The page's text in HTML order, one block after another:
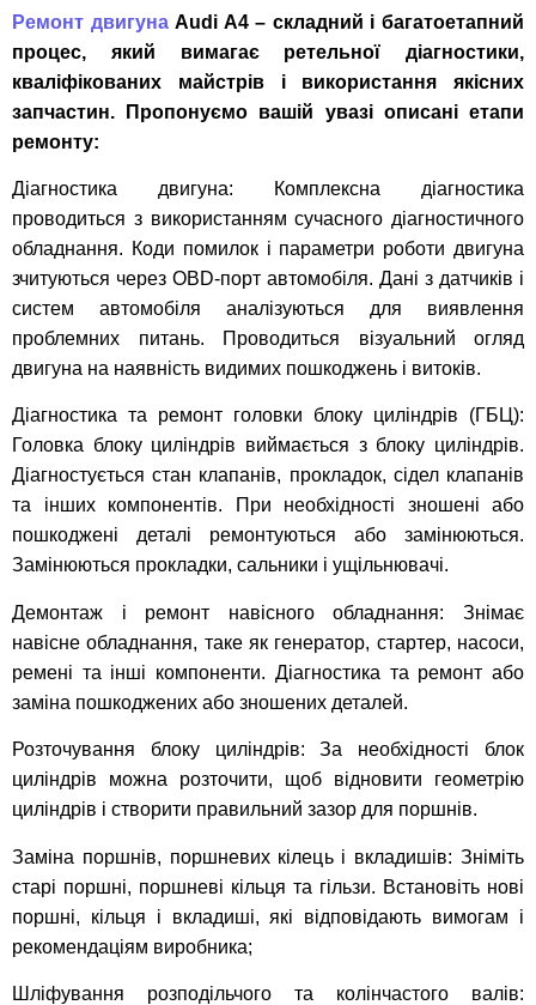
Ремонт двигунаAudi A4 – складний і багатоетапний
процес, який вимагає ретельної діагностики,
кваліфікованих майстрів і використання якісних
запчастин. Пропонуємо вашій увазі описані етапи
ремонту:
Діагностика двигуна: Комплексна діагностика
проводиться з використанням сучасного діагностичного
обладнання. Коди помилок і параметри роботи двигуна
зчитуються через OBD-порт автомобіля. Дані з датчиків і
систем автомобіля аналізуються для виявлення
проблемних питань. Проводиться візуальний огляд
двигуна на наявність видимих пошкоджень і витоків.
Діагностика та ремонт головки блоку циліндрів (ГБЦ):
Головка блоку циліндрів виймається з блоку циліндрів.
Діагностується стан клапанів, прокладок, сідел клапанів
та інших компонентів. При необхідності зношені або
пошкоджені деталі ремонтуються або замінюються.
Замінюються прокладки, сальники і ущільнювачі.
Демонтаж і ремонт навісного обладнання: Знімає
навісне обладнання, таке як генератор, стартер, насоси,
ремені та інші компоненти. Діагностика та ремонт або
заміна пошкоджених або зношених деталей.
Розточування блоку циліндрів: За необхідності блок
циліндрів можна розточити, щоб відновити геометрію
циліндрів і створити правильний зазор для поршнів.
Заміна поршнів, поршневих кілець і вкладишів: Зніміть
старі поршні, поршневі кільця та гільзи. Встановіть нові
поршні, кільця і вкладиші, які відповідають вимогам і
рекомендаціям виробника;
Шліфування розподільчого та колінчастого валів: